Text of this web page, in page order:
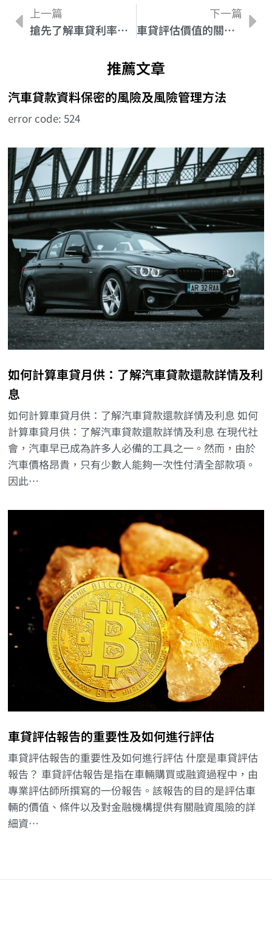
上一篇
搶先了解車貸利率調整的影響，避免還款風險
下一篇
車貸評估價值的關鍵因素：車輛狀況、年齡和里程數
推薦文章
汽車貸款資料保密的風險及風險管理方法
error code: 524
如何計算車貸月供：了解汽車貸款還款詳情及利
息
如何計算車貸月供：了解汽車貸款還款詳情及利息 如何
計算車貸月供：了解汽車貸款還款詳情及利息 在現代社
會，汽車早已成為許多人必備的工具之一。然而，由於
汽車價格昂貴，只有少數人能夠一次性付清全部款項。
因此…
車貸評估報告的重要性及如何進行評估
車貸評估報告的重要性及如何進行評估 什麼是車貸評估
報告？ 車貸評估報告是指在車輛購買或融資過程中，由
專業評估師所撰寫的一份報告。該報告的目的是評估車
輛的價值、條件以及對金融機構提供有關融資風險的詳
細資…